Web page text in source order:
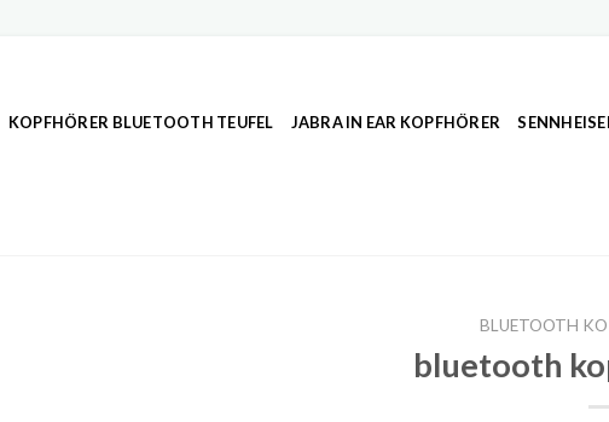
KOPFHÖRER BLUETOOTH TEUFEL JABRA IN EAR KOPFHÖRER
BLUETOOTH
bluetooth